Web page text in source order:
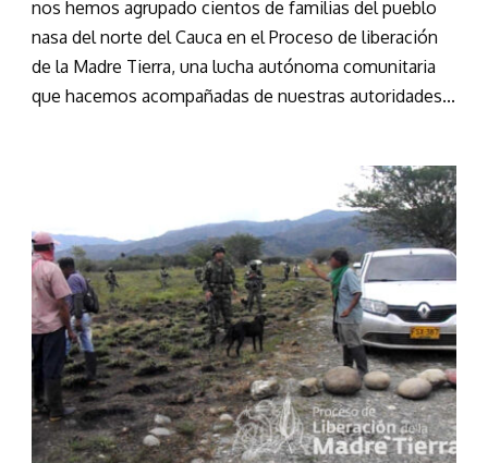
nos hemos agrupado cientos de familias del pueblo
nasa del norte del Cauca en el Proceso de liberación
de la Madre Tierra, una lucha autónoma comunitaria
que hacemos acompañadas de nuestras autoridades...